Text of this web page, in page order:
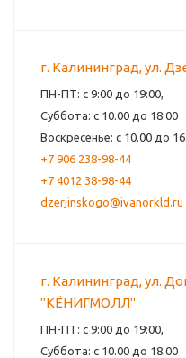
г. Калининград, ул.
ПН-ПТ: с 9:00 до 19:00,
Суббота: с 10.00 до 18.00
Воскресенье: с 10.00 до
+7 906 238-98-44
+7 4012 38-98-44
dzerjinskogo@ivanorkld.ru
г. Калининград, ул.
"КЁНИГМОЛЛ"
ПН-ПТ: с 9:00 до 19:00,
Суббота: с 10.00 до 18.00